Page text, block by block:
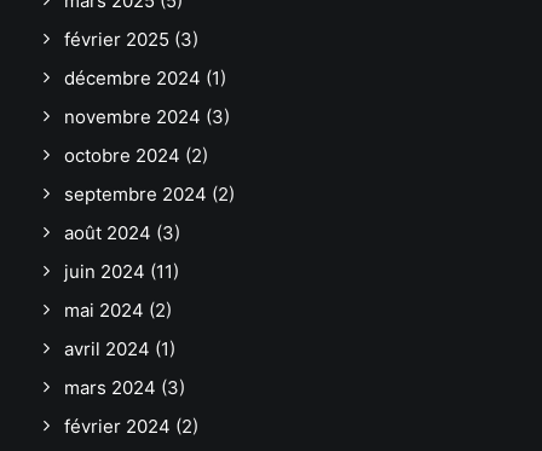
février 2025 (3)
décembre 2024 (1)
novembre 2024 (3)
octobre 2024 (2)
septembre 2024 (2)
août 2024 (3)
juin 2024 (11)
mai 2024 (2)
avril 2024 (1)
mars 2024 (3)
février 2024 (2)